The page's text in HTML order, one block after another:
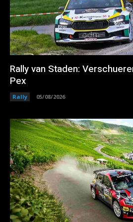
Rally van Staden:
Pex
Rally 05/08/2026